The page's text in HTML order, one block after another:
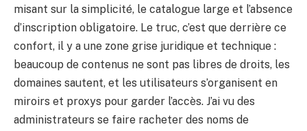
misant sur la simplicité, le catalogue large et l’absence
d’inscription obligatoire. Le truc, c’est que derrière ce
confort, il y a une zone grise juridique et technique :
beaucoup de contenus ne sont pas libres de droits, les
domaines sautent, et les utilisateurs s’organisent en
miroirs et proxys pour garder l’accès. J’ai vu des
administrateurs se faire racheter des noms de